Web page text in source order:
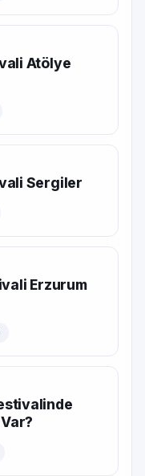
Atölye
Sergiler
Erzurum